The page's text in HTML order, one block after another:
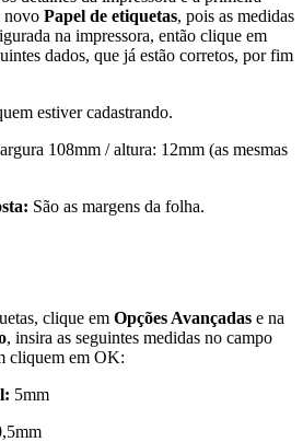
novo Papel de etiquetas, pois as medidas
na impressora, então clique em
dados, que já estão corretos, por fim
estiver cadastrando.
108mm / altura: 12mm (as mesmas
São as margens da folha.
clique em Opções Avançadas e na
, insira as seguintes medidas no campo
cliquem em OK:
5mm